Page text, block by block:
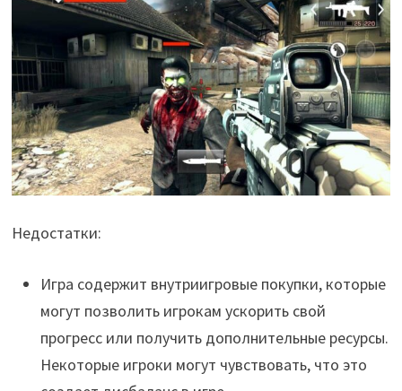
Недостатки:
Игра содержит внутриигровые покупки, которые
могут позволить игрокам ускорить свой
прогресс или получить дополнительные ресурсы.
Некоторые игроки могут чувствовать, что это